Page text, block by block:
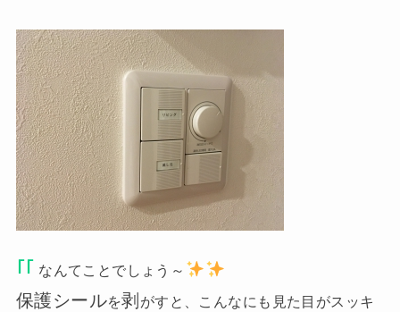
｢｢ なんてことでしょう～
保護シールを剥 がすと、こんなにも見た目がスッキ